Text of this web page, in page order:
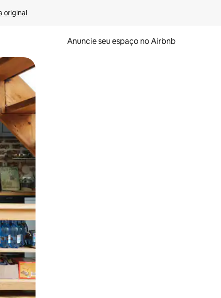
original
Anuncie seu espaço no Airbnb
o dedo na tela.